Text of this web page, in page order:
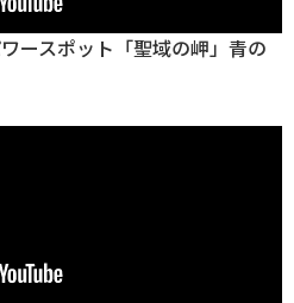
ースポット「聖域の岬」青の